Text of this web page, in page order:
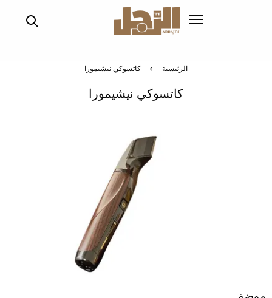
الرئيسية كاتسوكي نيشيمورا
كاتسوكي نيشيمورا